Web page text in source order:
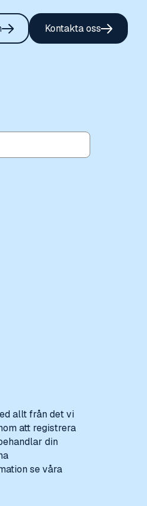
Kontakta oss
allt från det vi
att registrera
din
se våra